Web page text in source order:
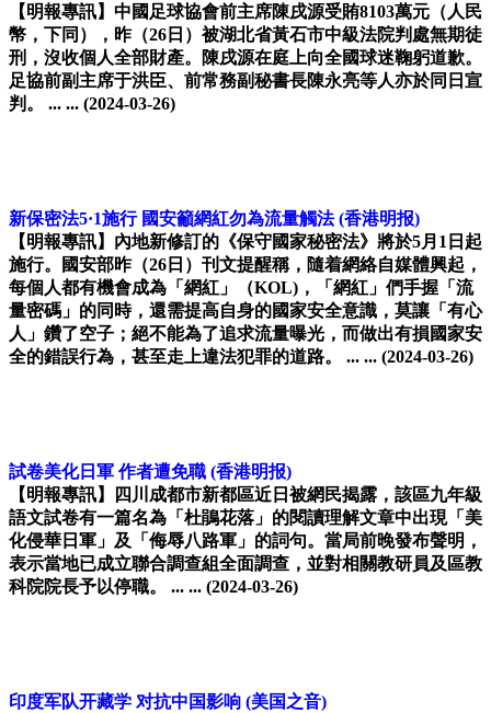
【明報專訊】中國足球協會前主席陳戌源受賄8103萬元（人民
幣，下同），昨（26日）被湖北省黃石市中級法院判處無期徒
刑，沒收個人全部財產。陳戌源在庭上向全國球迷鞠躬道歉。
足協前副主席于洪臣、前常務副秘書長陳永亮等人亦於同日宣
判。 ... ... (2024-03-26)
新保密法5·1施行 國安籲網紅勿為流量觸法 (香港明报)
【明報專訊】內地新修訂的《保守國家秘密法》將於5月1日起
施行。國安部昨（26日）刊文提醒稱，隨着網絡自媒體興起，
每個人都有機會成為「網紅」（KOL)，「網紅」們手握「流
量密碼」的同時，還需提高自身的國家安全意識，莫讓「有心
人」鑽了空子；絕不能為了追求流量曝光，而做出有損國家安
全的錯誤行為，甚至走上違法犯罪的道路。 ... ... (2024-03-26)
試卷美化日軍 作者遭免職 (香港明报)
【明報專訊】四川成都市新都區近日被網民揭露，該區九年級
語文試卷有一篇名為「杜鵑花落」的閱讀理解文章中出現「美
化侵華日軍」及「侮辱八路軍」的詞句。當局前晚發布聲明，
表示當地已成立聯合調查組全面調查，並對相關教研員及區教
科院院長予以停職。 ... ... (2024-03-26)
印度军队开藏学 对抗中国影响 (美国之音)